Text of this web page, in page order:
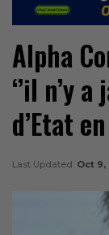
Alpha
‘’il n’y
d’Etat
Last Updated Oct 9,